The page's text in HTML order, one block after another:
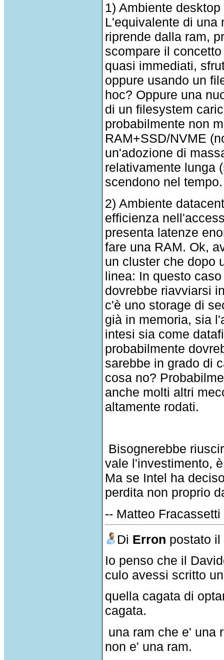
1) Ambiente
L'equivalente di una
riprende dalla ram,
scompare il
quasi immediati,
oppure usando un
hoc? Oppure una
di un filesystem
probabilmente non
RAM+SSD/NVME
un'adozione di
relativamente lunga
scendono nel
2) Ambiente
efficienza
presenta latenze
fare una RAM. Ok,
un cluster che dopo
linea: In questo
dovrebbe riavviarsi
c'è uno storage di
già in memoria, sia
intesi sia come
probabilmente
sarebbe in grado di
cosa no?
anche molti altri
altamente rodati.
Bisognerebbe
vale l'investimento,
Ma se Intel ha
perdita non proprio
-- Matteo Fracassetti
Di Erron postato
Io penso che il
culo avessi scritto
quella cagata di
cagata.
una ram che e' una
non e' una ram.